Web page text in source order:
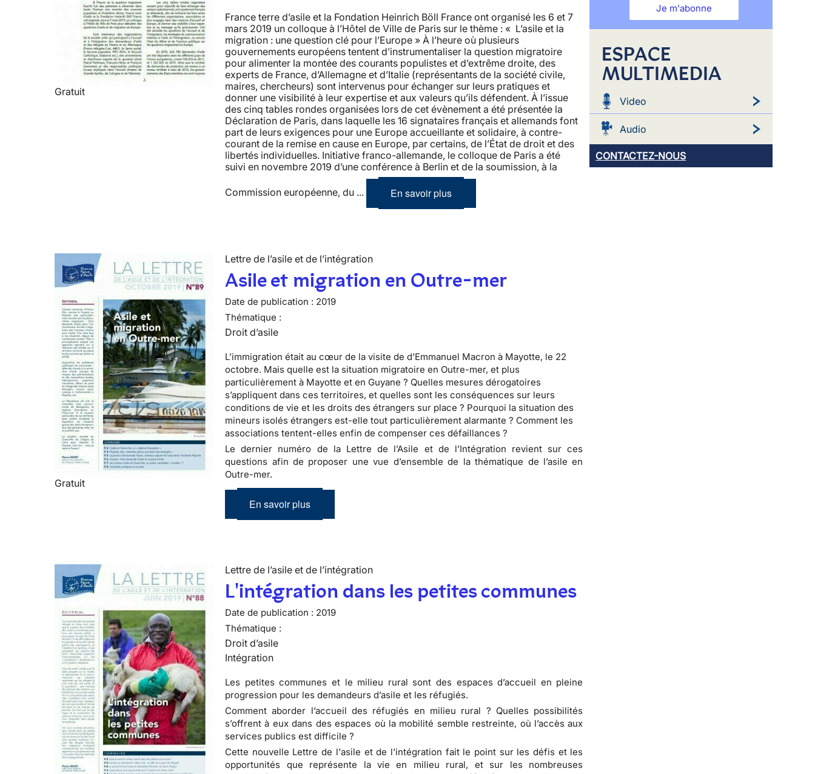
Gratuit
France terre d’asile et la Fondation Heinrich Böll France ont organisé les 6 et 7
mars 2019 un colloque à l’Hôtel de Ville de Paris sur le thème : « L’asile et la
migration : une question clé pour l’Europe » À l’heure où plusieurs
gouvernements européens tentent d’instrumentaliser la question migratoire
pour alimenter la montée des courants populistes et d’extrême droite, des
experts de France, d’Allemagne et d’Italie (représentants de la société civile,
maires, chercheurs) sont intervenus pour échanger sur leurs pratiques et
donner une visibilité à leur expertise et aux valeurs qu’ils défendent. À l’issue
des cinq tables rondes organisées lors de cet évènement a été présentée la
Déclaration de Paris, dans laquelle les 16 signataires français et allemands font
part de leurs exigences pour une Europe accueillante et solidaire, à contre-
courant de la remise en cause en Europe, par certains, de l’État de droit et des
libertés individuelles. Initiative franco-allemande, le colloque de Paris a été
suivi en novembre 2019 d’une conférence à Berlin et de la soumission, à la
Commission européenne, du ... En savoir plus
Gratuit
Lettre de l’asile et de l’intégration
Asile et migration en Outre-mer
Date de publication : 2019
Thématique :
Droit d’asile
L’immigration était au cœur de la visite de d’Emmanuel Macron à Mayotte, le 22
octobre. Mais quelle est la situation migratoire en Outre-mer, et plus
particulièrement à Mayotte et en Guyane ? Quelles mesures dérogatoires
s’appliquent dans ces territoires, et quelles sont les conséquences sur leurs
conditions de vie et les droits des étrangers sur place ? Pourquoi la situation des
mineurs isolés étrangers est-elle tout particulièrement alarmante ? Comment les
associations tentent-elles enfin de compenser ces défaillances ?
Le dernier numéro de la Lettre de l’Asile et de l’Intégration revient sur ces
questions afin de proposer une vue d’ensemble de la thématique de l’asile en
Outre-mer.
En savoir plus
Lettre de l’asile et de l’intégration
L'intégration dans les petites communes
Date de publication : 2019
Thématique :
Droit d’asile
Intégration
Les petites communes et le milieu rural sont des espaces d’accueil en pleine
progression pour les demandeurs d’asile et les réfugiés.
Comment aborder l’accueil des réfugiés en milieu rural ? Quelles possibilités
s’offrent à eux dans des espaces où la mobilité semble restreinte, où l’accès aux
services publics est difficile ?
Cette nouvelle Lettre de l'asile et de l'intégration fait le point sur les défis et les
opportunités que représente la vie en milieu rural, et sur les nombreuses
Je m'abonne
ESPACE
MULTIMEDIA
Video
Audio
CONTACTEZ-NOUS